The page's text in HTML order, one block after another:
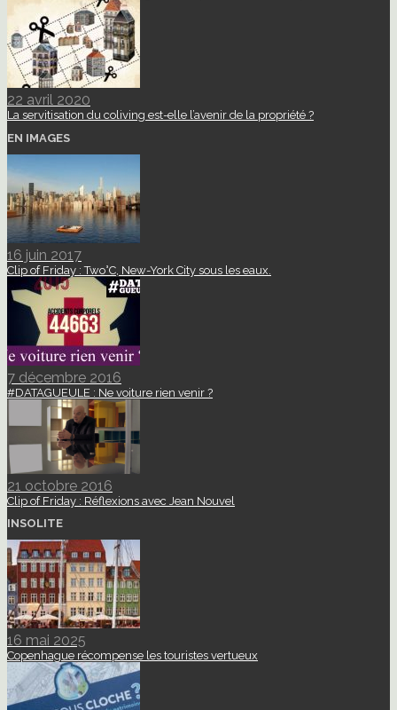
22 avril 2020
La servitisation du coliving est-elle l’avenir de la propriété ?
EN IMAGES
16 juin 2017
Clip of Friday : Two°C, New-York City sous les eaux.
7 décembre 2016
#DATAGUEULE : Ne voiture rien venir ?
21 octobre 2016
Clip of Friday : Réflexions avec Jean Nouvel
INSOLITE
16 mai 2025
Copenhague récompense les touristes vertueux